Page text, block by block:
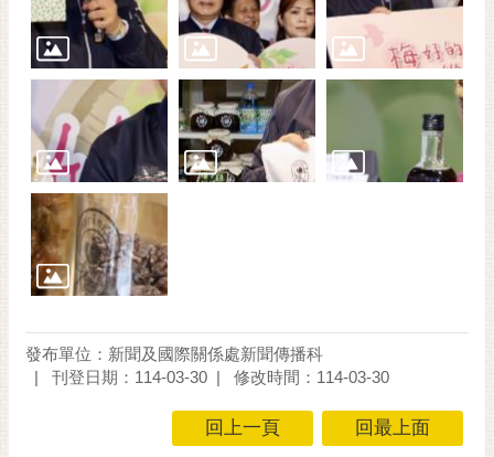
發布單位：新聞及國際關係處新聞傳播科
刊登日期：114-03-30
修改時間：114-03-30
回上一頁 回最上面